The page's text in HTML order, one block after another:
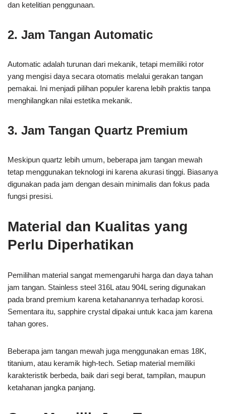
dan ketelitian penggunaan.
2. Jam Tangan Automatic
Automatic adalah turunan dari mekanik, tetapi memiliki rotor
yang mengisi daya secara otomatis melalui gerakan tangan
pemakai. Ini menjadi pilihan populer karena lebih praktis tanpa
menghilangkan nilai estetika mekanik.
3. Jam Tangan Quartz Premium
Meskipun quartz lebih umum, beberapa jam tangan mewah
tetap menggunakan teknologi ini karena akurasi tinggi. Biasanya
digunakan pada jam dengan desain minimalis dan fokus pada
fungsi presisi.
Material dan Kualitas yang
Perlu Diperhatikan
Pemilihan material sangat memengaruhi harga dan daya tahan
jam tangan. Stainless steel 316L atau 904L sering digunakan
pada brand premium karena ketahanannya terhadap korosi.
Sementara itu, sapphire crystal dipakai untuk kaca jam karena
tahan gores.
Beberapa jam tangan mewah juga menggunakan emas 18K,
titanium, atau keramik high-tech. Setiap material memiliki
karakteristik berbeda, baik dari segi berat, tampilan, maupun
ketahanan jangka panjang.